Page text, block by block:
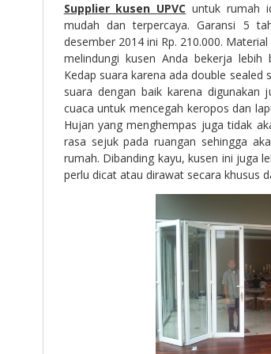
Supplier kusen UPVC untuk rumah
mudah dan terpercaya. Garansi 5
desember 2014 ini Rp. 210.000.
melindungi kusen Anda bekerja lebih
Kedap suara karena ada double
suara dengan baik karena digunakan
cuaca untuk mencegah keropos dan
Hujan yang menghempas juga tidak
rasa sejuk pada ruangan sehingga
rumah. Dibanding kayu, kusen ini juga
perlu dicat atau dirawat secara khusus